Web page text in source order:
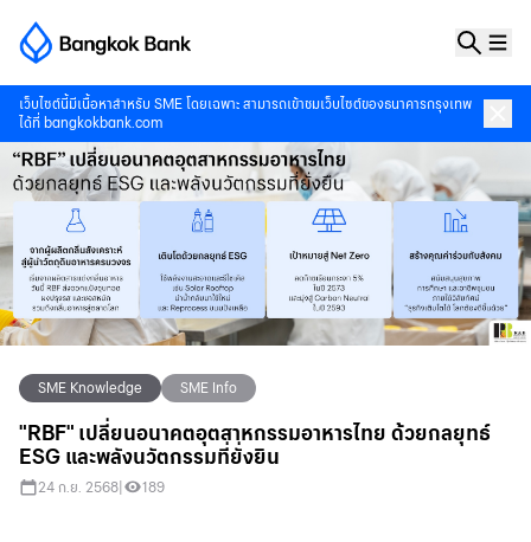
เว็บไซต์นี้มีเนื้อหาสำหรับ SME โดยเฉพาะ สามารถเข้าชมเว็บไซต์ของธนาคารกรุงเทพ
ได้ที่ bangkokbank.com
SME Knowledge SME Info
"RBF" เปลี่ยนอนาคตอุตสาหกรรมอาหารไทย ด้วยกลยุทธ์
ESG และพลังนวัตกรรมที่ยั่งยิน
24 ก.ย. 2568 189